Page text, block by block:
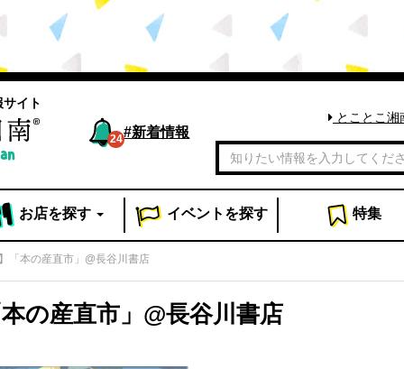
#新着情報
24
イト
とことこ湘
お店を探す イベント を探す 特集
「本の産直市」@長谷川書店
の産直市」@長谷川書店